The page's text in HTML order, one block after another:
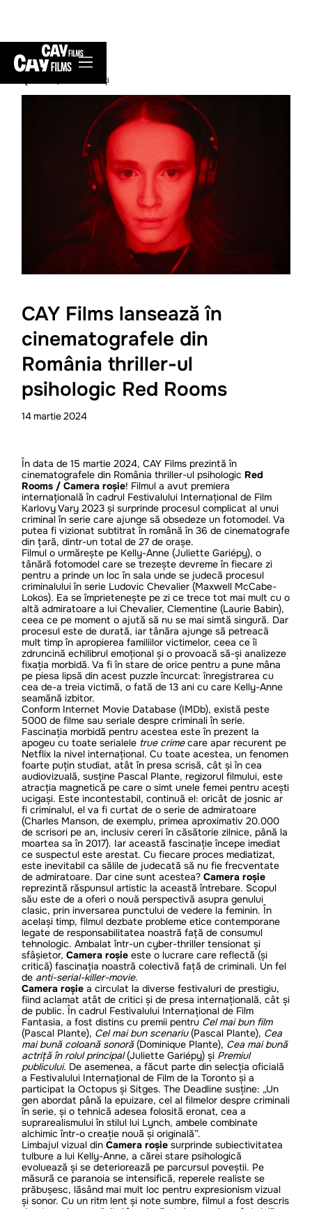
înapoi la Noutăți
CAY Films lansează în
cinematografele din
România thriller-ul
psihologic Red Rooms
14 martie2024
În data de 15 martie 2024, CAY Films prezintă în
cinematografele din România thriller-ul psihologic Red
Rooms / Camera roșie! Filmul a avut premiera
internațională în cadrul Festivalului Internațional de Film
Karlovy Vary 2023 și surprinde procesul complicat al unui
criminal în serie care ajunge să obsedeze un fotomodel. Va
putea fi vizionat subtitrat în română în 36 de cinematografe
din țară, dintr-un total de 27 de orașe.
Filmul o urmărește pe Kelly-Anne (Juliette Gariépy), o
tânără fotomodel care se trezește devreme în fiecare zi
pentru a prinde un loc în sala unde se judecă procesul
criminalului în serie Ludovic Chevalier (Maxwell McCabe-
Lokos). Ea se împrietenește pe zi ce trece tot mai mult cu o
altă admiratoare a lui Chevalier, Clementine (Laurie Babin),
ceea ce pe moment o ajută să nu se mai simtă singură. Dar
procesul este de durată, iar tânăra ajunge să petreacă
mult timp în apropierea familiilor victimelor, ceea ce îi
zdruncină echilibrul emoțional și o provoacă să-și analizeze
fixația morbidă. Va fi în stare de orice pentru a pune mâna
pe piesa lipsă din acest puzzle încurcat: înregistrarea cu
cea de-a treia victimă, o fată de 13 ani cu care Kelly-Anne
seamănă izbitor.
Conform Internet Movie Database (IMDb), există peste
5000 de filme sau seriale despre criminali în serie.
Fascinația morbidă pentru acestea este în prezent la
apogeu cu toate serialele true crimecare apar recurent pe
Netflix la nivel internațional. Cu toate acestea, un fenomen
foarte puțin studiat, atât în presa scrisă, cât și în cea
audiovizuală, susține Pascal Plante, regizorul filmului, este
atracția magnetică pe care o simt unele femei pentru acești
ucigași. Este incontestabil, continuă el: oricât de josnic ar
fi criminalul, el va fi curtat de o serie de admiratoare
(Charles Manson, de exemplu, primea aproximativ 20.000
de scrisori pe an, inclusiv cereri în căsătorie zilnice, până la
moartea sa în 2017). Iar această fascinație începe imediat
ce suspectul este arestat. Cu fiecare proces mediatizat,
este inevitabil ca sălile de judecată să nu fie frecventate
de admiratoare. Dar cine sunt acestea?Camera roșie
reprezintă răspunsul artistic la această întrebare. Scopul
său este de a oferi o nouă perspectivă asupra genului
clasic, prin inversarea punctului de vedere la feminin. În
același timp, filmul dezbate probleme etice contemporane
legate de responsabilitatea noastră față de consumul
tehnologic. Ambalat într-un cyber-thriller tensionat și
sfâșietor,Camera roșie este o lucrare care reflectă (și
critică) fascinația noastră colectivă față de criminali. Un fel
de anti-serial-killer-movie.
Camera roșiea circulat la diverse festivaluri de prestigiu,
fiind aclamat atât de critici și de presa internațională, cât și
de public. În cadrul Festivalului Internațional de Film
Fantasia, a fost distins cu premii pentru Cel mai bun film
(Pascal Plante), Cel mai bun scenariu (Pascal Plante), Cea
mai bună coloană sonoră (Dominique Plante), Cea mai bună
actriță în rolul principal(Juliette Gariépy) și Premiul
publicului. De asemenea, a făcut parte din selecția oficială
a Festivalului Internațional de Film de la Toronto și a
participat la Octopus și Sitges. The Deadline susține: „Un
gen abordat până la epuizare, cel al filmelor despre criminali
în serie, și o tehnică adesea folosită eronat, cea a
suprarealismului în stilul lui Lynch, ambele combinate
alchimic într-o creație nouă și originală”.
Limbajul vizual dinCamera roșie surprinde subiectivitatea
tulbure a lui Kelly-Anne, a cărei stare psihologică
evoluează și se deteriorează pe parcursul poveștii. Pe
măsură ce paranoia se intensifică, reperele realiste se
prăbușesc, lăsând mai mult loc pentru expresionism vizual
și sonor. Cu un ritm lent și note sumbre, filmul a fost descris